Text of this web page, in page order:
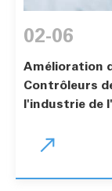
02-06
Amélioration
Contrôleurs
l'industrie de
